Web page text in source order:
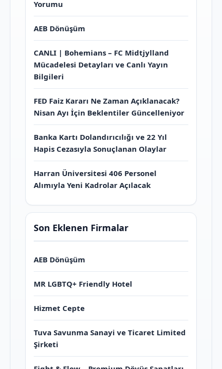
Yorumu
AEB Dönüşüm
CANLI | Bohemians – FC Midtjylland
Mücadelesi Detayları ve Canlı Yayın
Bilgileri
FED Faiz Kararı Ne Zaman Açıklanacak?
Nisan Ayı İçin Beklentiler Güncelleniyor
Banka Kartı Dolandırıcılığı ve 22 Yıl
Hapis Cezasıyla Sonuçlanan Olaylar
Harran Üniversitesi 406 Personel
Alımıyla Yeni Kadrolar Açılacak
Son Eklenen Firmalar
AEB Dönüşüm
MR LGBTQ+ Friendly Hotel
Hizmet Cepte
Tuva Savunma Sanayi ve Ticaret Limited
Şirketi